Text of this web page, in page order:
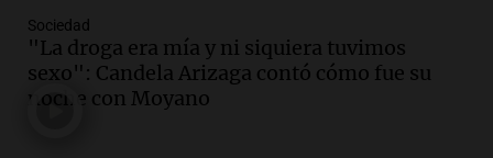
en un contexto de crisis económica
Panorama Federal
Episodios
Audio. Audiencia por tragedia vial en
Sociedad
"La droga era mía y ni siquiera tuvimos
sexo": Candela Arizaga contó cómo fue su
noche con Moyano